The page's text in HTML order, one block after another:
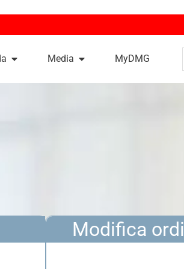
Media MyDMG
MODIFICHE
Modifica